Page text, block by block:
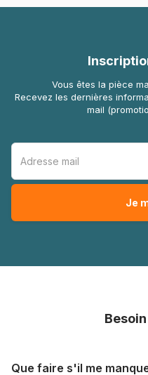
Vous êtes la pièce
Recevez les dernières
mail
Que faire s'il me